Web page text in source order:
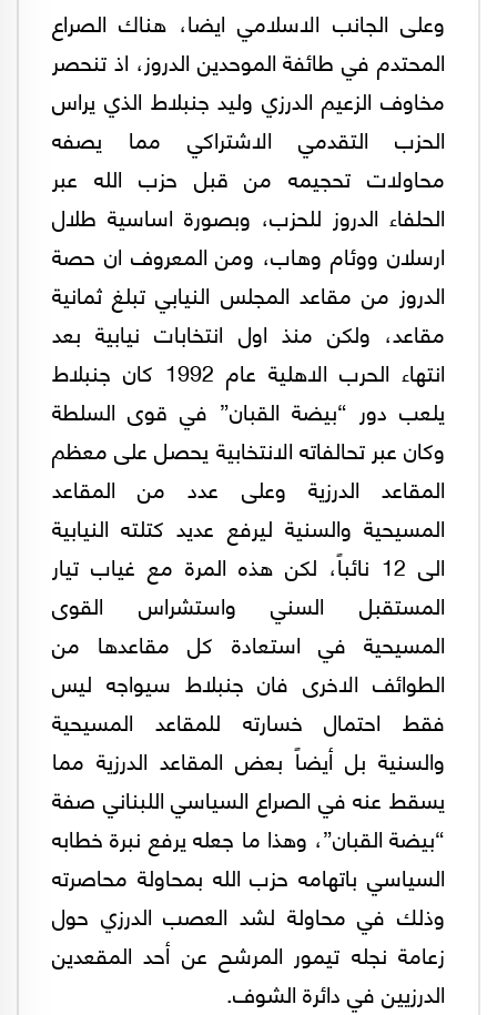
وعلى الجانب الاسلامي ايضا، هناك الصراع
المحتدم في طائفة الموحدين الدروز، اذ تنحصر
مخاوف الزعيم الدرزي وليد جنبلاط الذي يراس
الحزب التقدمي الاشتراكي مما يصفه
محاولات تحجيمه من قبل حزب الله عبر
الحلفاء الدروز للحزب، وبصورة اساسية طلال
ارسلان ووئام وهاب، ومن المعروف ان حصة
الدروز من مقاعد المجلس النيابي تبلغ ثمانية
مقاعد، ولكن منذ اول انتخابات نيابية بعد
انتهاء الحرب الاهلية عام 1992 كان جنبلاط
يلعب دور “بيضة القبان” في قوى السلطة
وكان عبر تحالفاته الانتخابية يحصل على معظم
المقاعد الدرزية وعلى عدد من المقاعد
المسيحية والسنية ليرفع عديد كتلته النيابية
الى 12 نائباً، لكن هذه المرة مع غياب تيار
المستقبل السني واستشراس القوى
المسيحية في استعادة كل مقاعدها من
الطوائف الاخرى فان جنبلاط سيواجه ليس
فقط احتمال خسارته للمقاعد المسيحية
والسنية بل أيضاً بعض المقاعد الدرزية مما
يسقط عنه في الصراع السياسي اللبناني صفة
“بيضة القبان”، وهذا ما جعله يرفع نبرة خطابه
السياسي باتهامه حزب الله بمحاولة محاصرته
وذلك في محاولة لشد العصب الدرزي حول
زعامة نجله تيمور المرشح عن أحد المقعدين
الدرزيين في دائرة الشوف.